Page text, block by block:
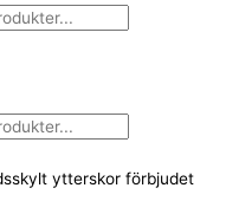
ytterskor förbjudet